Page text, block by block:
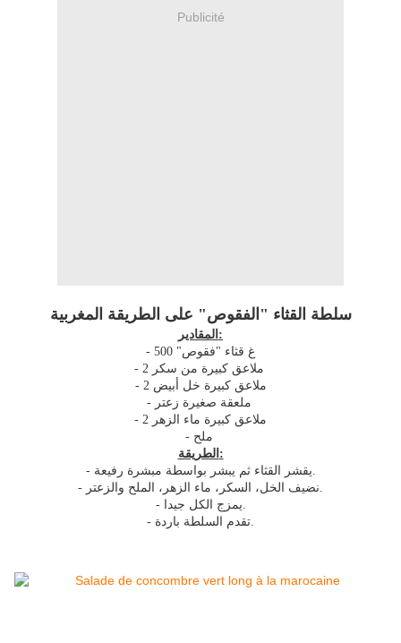
Publicité
سلطة القثاء "الفقوص" على الطريقة المغربية
المقادير:
- 500 "غ قثاء "فقوص
- 2 ملاعق كبيرة خل أبيض
- 2 ملاعق كبيرة ماء الزهر
الطريقة:
- يقشر القثاء ثم يبشر بواسطة مبشرة رفيعة.
- نضيف الخل، السكر، ماء الزهر، الملح والزعتر.
- يمزج الكل جيدا.
- تقدم السلطة باردة.